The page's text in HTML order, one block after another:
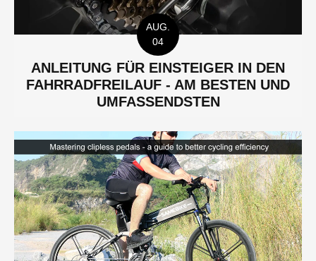
AUG.
04
ANLEITUNG FÜR EINSTEIGER IN DEN
FAHRRADFREILAUF - AM BESTEN UND
UMFASSENDSTEN